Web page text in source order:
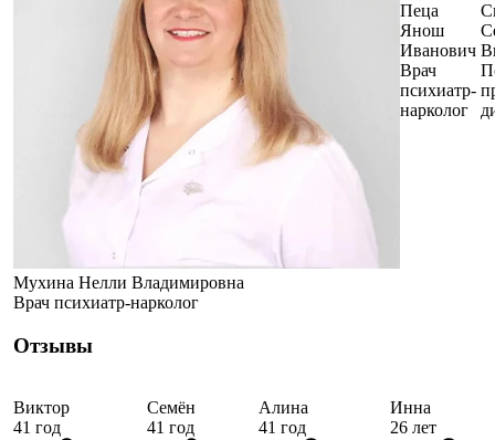
Мухина Нелли Владимировна
Врач психиатр-нарколог
Пеца
Янош
Иванович
Врач
психиатр-
нарколог
Отзывы
Виктор
41 год
Семён
41 год
Алина
41 год
Инна
26 лет